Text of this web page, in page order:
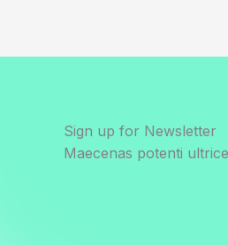
Sign up for Newsletter
Maecenas potenti